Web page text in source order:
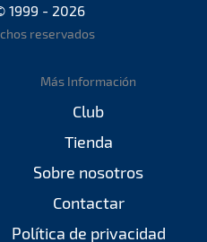
1999 - 2026
reservados
Más Información
Club
Tienda
Sobre nosotros
Contactar
Política de privacidad